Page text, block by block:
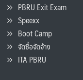
PBRU Exit Exam
Speexx
Boot Camp
จัดซื้อจัดจ้าง
ITA PBRU